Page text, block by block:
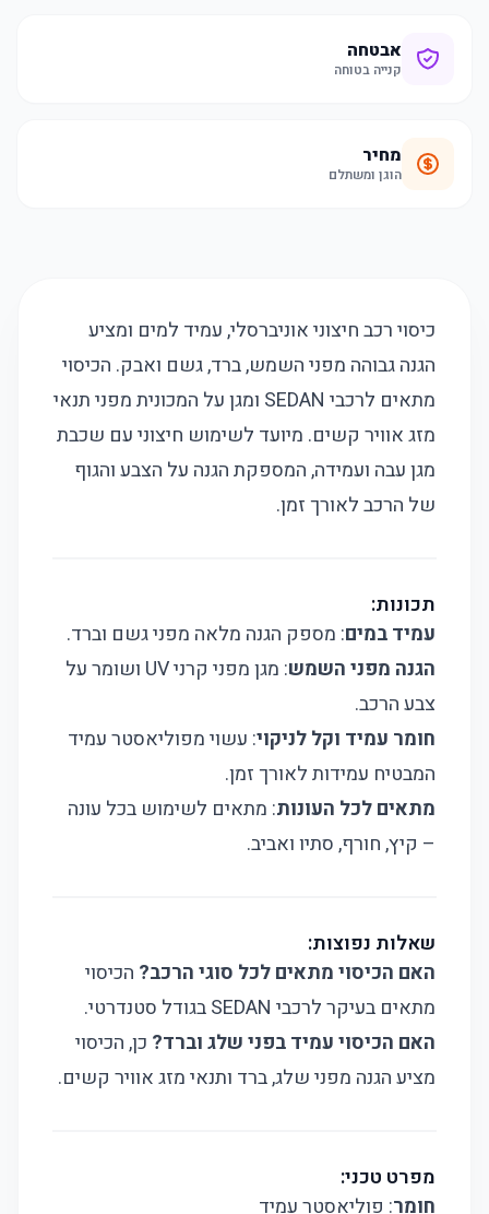
אבטחה
קנייה בטוחה
מחיר
הוגן ומשתלם
כיסוי רכב חיצוני אוניברסלי, עמיד למים ומציע
הגנה גבוהה מפני השמש, ברד, גשם ואבק. הכיסוי
מתאים לרכבי SEDAN ומגן על המכונית מפני תנאי
מזג אוויר קשים. מיועד לשימוש חיצוני עם שכבת
מגן עבה ועמידה, המספקת הגנה על הצבע והגוף
של הרכב לאורך זמן.
תכונות:
עמיד במים: מספק הגנה מלאה מפני גשם וברד.
הגנה מפני השמש
: מגן מפני קרני UV ושומר על
צבע הרכב.
חומר עמיד וקל לניקוי: עשוי מפוליאסטר עמיד
המבטיח עמידות לאורך זמן.
מתאים לכל העונות: מתאים לשימוש בכל עונה
– קיץ, חורף, סתיו ואביב.
שאלות נפוצות:
האם הכיסוי מתאים לכל סוגי הרכב? הכיסוי
מתאים בעיקר לרכבי SEDAN בגודל סטנדרטי.
האם הכיסוי עמיד בפני שלג וברד? כן, הכיסוי
מציע הגנה מפני שלג, ברד ותנאי מזג אוויר קשים.
מפרט טכני:
חומר: פוליאסטר עמיד